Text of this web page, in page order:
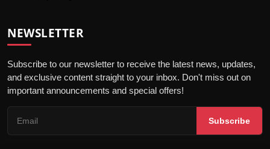
NEWSLETTER
Subscribe to our newsletter to receive the latest news, updates,
and exclusive content straight to your inbox. Don't miss out on
important announcements and special offers!
Subscribe